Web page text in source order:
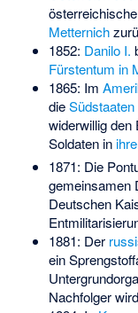
Metternich
1852: Danilo I.
Fürstentum in
1865: Im
dieSüdstaaten
widerwillig den
Soldaten in
1871: Die
gemeinsamen
Deutschen
1881: Der
ein
Nachfolger